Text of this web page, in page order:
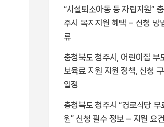
“시설퇴소아동 등 자립지원”
주시 복지지원 혜택 – 신청 방
류
충청북도 청주시, 어린이집 부
보육료 지원 지원 정책, 신청
일정
충청북도 청주시 “경로식당 무
원” 신청 필수 정보 – 지원 요